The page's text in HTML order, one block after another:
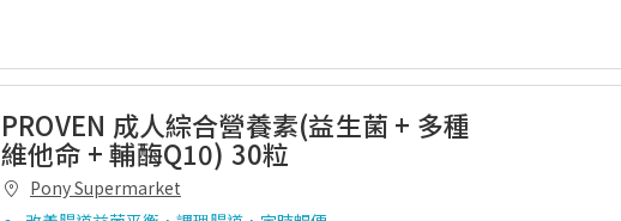
PROVEN 成人綜合營養素(益生菌 + 多種
維他命 + 輔酶Q10) 30粒
Pony Supermarket